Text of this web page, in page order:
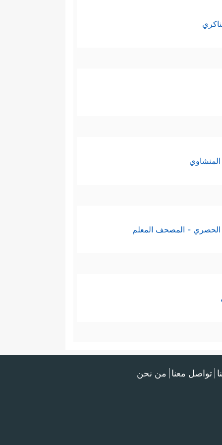
الحصري - المصحف المعلم
تواصل معنا من نحن